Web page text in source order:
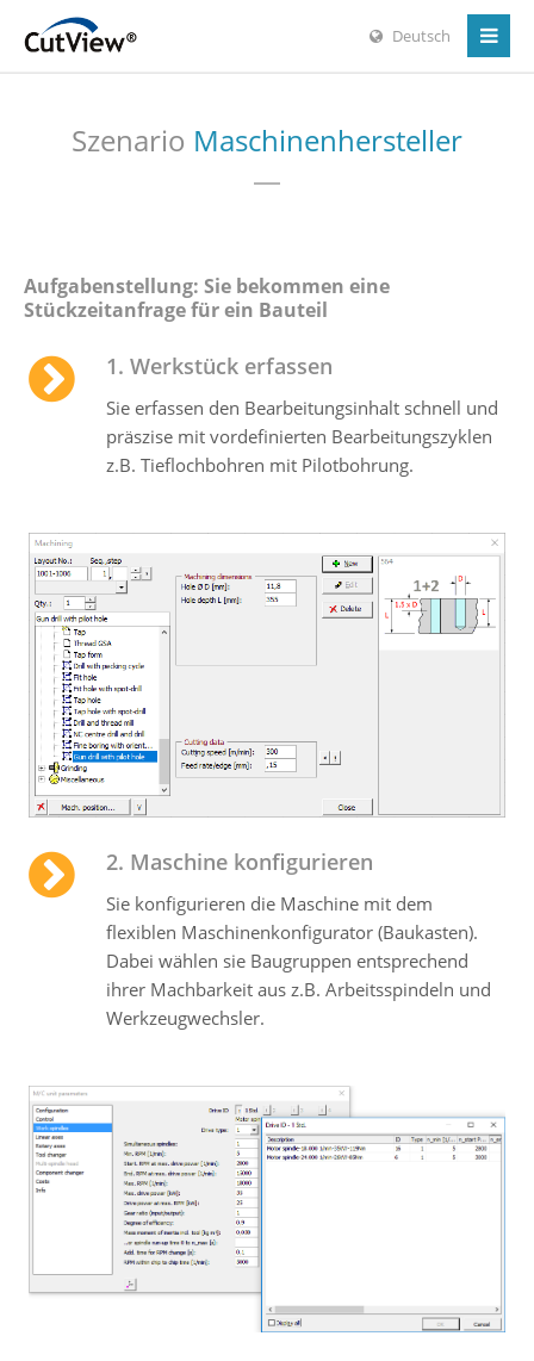
Deutsch
Szenario Maschinenhersteller
Aufgabenstellung: Sie bekommen eine
Stückzeitanfrage für ein Bauteil
1. Werkstück erfassen
Sie erfassen den Bearbeitungsinhalt schnell und
präszise mit vordefinierten Bearbeitungszyklen
z.B. Tieflochbohren mit Pilotbohrung.
2. Maschine konfigurieren
Sie konfigurieren die Maschine mit dem
flexiblen Maschinen­konfigurator (Baukasten).
Dabei wählen sie Baugruppen entsprechend
ihrer Machbarkeit aus z.B. Arbeitsspindeln und
Werkzeugwechsler.